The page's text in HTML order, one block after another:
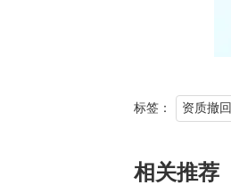
标签： 资质撤回
相关推荐